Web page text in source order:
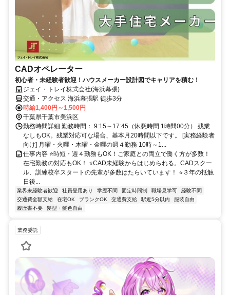
CADオペレーター
初心者・未経験者歓迎！ハウスメーカー設計図でキャリアを積む！
ジェイ・トレイ株式会社(海浜幕張)
交通・アクセス 海浜幕張駅 徒歩3分
時給1,400円～1,500円
千葉県千葉市美浜区
勤務時間詳細 勤務時間： 9:15～17:45（休憩時間 1時間00分） 残業
なしもOK。残業対応可な場合、基本月20時間以下です。 [実務経験者
向け] 月曜・火曜・木曜・金曜の週４勤務 10時～1...
仕事内容 ⭐時短・週４勤務もOK！ご家庭との両立で働く方が多数！
在宅勤務の対応もOK！ ⭐CAD未経験からはじめられる。CADスクー
ル、訓練校卒スタートの先輩が多数はたらいています！ ⭐３年の抵触
日後...
業界未経験者歓迎 社員登用あり 学歴不問 固定時間制 職場見学可
経験不問
交通費全額支給
在宅OK ブランクOK 交通費支給 駅近5分以内
服装自由
履歴書不要
髪型・髪色自由
業務委託